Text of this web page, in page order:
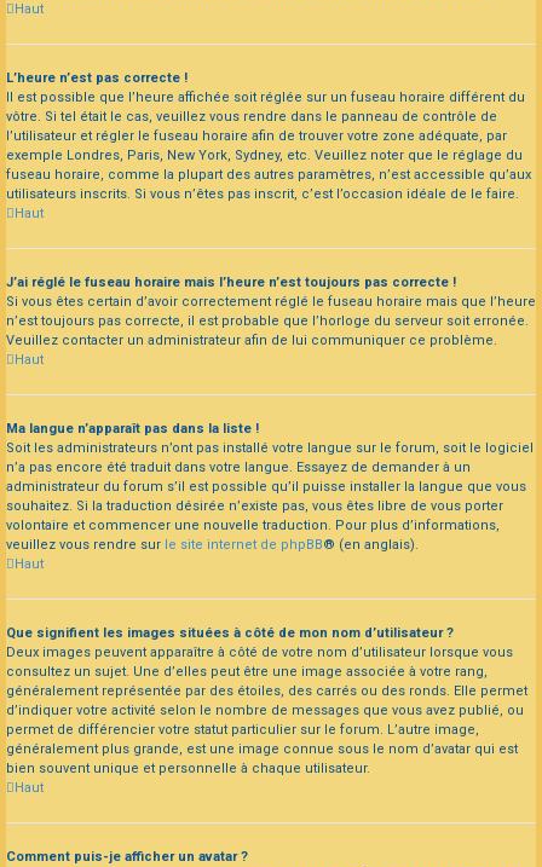
Haut
L’heure n’est pas correcte !
Il est possible que l’heure affichée soit réglée sur un fuseau horaire différent du
vôtre. Si tel était le cas, veuillez vous rendre dans le panneau de contrôle de
l’utilisateur et régler le fuseau horaire afin de trouver votre zone adéquate, par
exemple Londres, Paris, New York, Sydney, etc. Veuillez noter que le réglage du
fuseau horaire, comme la plupart des autres paramètres, n’est accessible qu’aux
utilisateurs inscrits. Si vous n’êtes pas inscrit, c’est l’occasion idéale de le faire.
Haut
J’ai réglé le fuseau horaire mais l’heure n’est toujours pas correcte !
Si vous êtes certain d’avoir correctement réglé le fuseau horaire mais que l’heure
n’est toujours pas correcte, il est probable que l’horloge du serveur soit erronée.
Veuillez contacter un administrateur afin de lui communiquer ce problème.
Haut
Ma langue n’apparaît pas dans la liste !
Soit les administrateurs n’ont pas installé votre langue sur le forum, soit le logiciel
n’a pas encore été traduit dans votre langue. Essayez de demander à un
administrateur du forum s’il est possible qu’il puisse installer la langue que vous
souhaitez. Si la traduction désirée n’existe pas, vous êtes libre de vous porter
volontaire et commencer une nouvelle traduction. Pour plus d’informations,
veuillez vous rendre sur le site internet de phpBB® (en anglais).
Haut
Que signifient les images situées à côté de mon nom d’utilisateur ?
Deux images peuvent apparaître à côté de votre nom d’utilisateur lorsque vous
consultez un sujet. Une d’elles peut être une image associée à votre rang,
généralement représentée par des étoiles, des carrés ou des ronds. Elle permet
d’indiquer votre activité selon le nombre de messages que vous avez publié, ou
permet de différencier votre statut particulier sur le forum. L’autre image,
généralement plus grande, est une image connue sous le nom d’avatar qui est
bien souvent unique et personnelle à chaque utilisateur.
Haut
Comment puis-je afficher un avatar ?